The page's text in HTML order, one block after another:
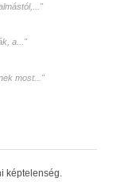
a..."
most..."
képtelenség.